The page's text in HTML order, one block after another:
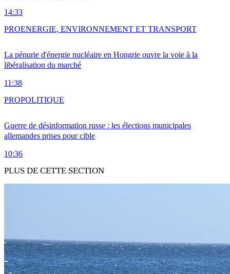
14:33
La pénurie d'énergie nucléaire en Hongrie ouvre la voie à la
libéralisation du marché
11:38
PROENERGIE, ENVIRONNEMENT ET TRANSPORT
Guerre de désinformation russe : les élections municipales
allemandes prises pour cible
10:36
PROPOLITIQUE
PLUS DE CETTE SECTION